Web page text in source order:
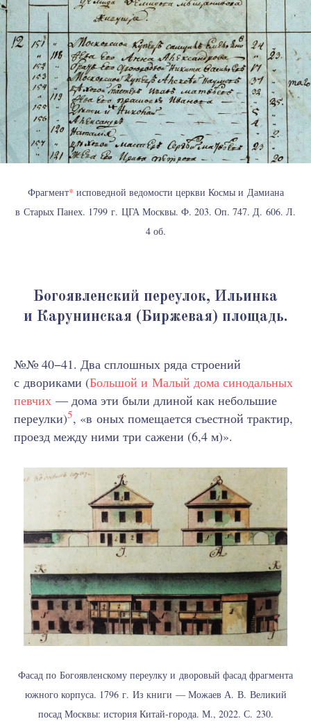
Фрагмент* исповедной ведомости церкви Космы и Дамиана
в Старых Панех. 1799 г. ЦГА Москвы. Ф. 203. Оп. 747. Д. 606. Л.
4 об.
Богоявленский переулок, Ильинка
и Карунинская (Биржевая) площадь.
№№ 40−41. Два сплошных ряда строений
с двориками (Большой и Малый дома синодальных
певчих — дома эти были длиной как небольшие
переулки)5, «в оных помещается съестной трактир,
проезд между ними три сажени (6,4 м)».
Фасад по Богоявленскому переулку и дворовый фасад фрагмента
южного корпуса. 1796 г. Из книги — Можаев А. В. Великий
посад Москвы: история Китай-города. М., 2022. С. 230.